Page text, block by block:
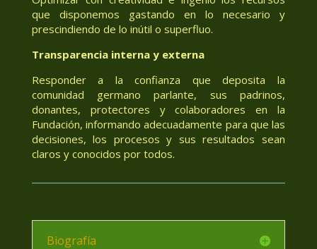
que disponemos gastando en lo necesario y
prescindiendo de lo inútil o superfluo.
Transparencia interna y externa
Responder a la confianza que deposita la
comunidad germano parlante, sus padrinos,
donantes, protectores y colaboradores en la
Fundación, informando adecuadamente para que las
decisiones, los procesos y sus resultados sean
claros y conocidos por todos.
Biografía